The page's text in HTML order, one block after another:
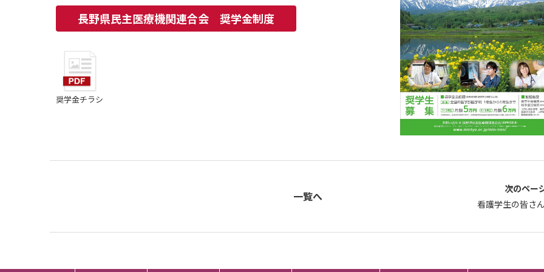
長野県民主医療機関連合会 奨学金制度
奨学金チラシ
一覧へ
次のペー
看護学生の皆さ